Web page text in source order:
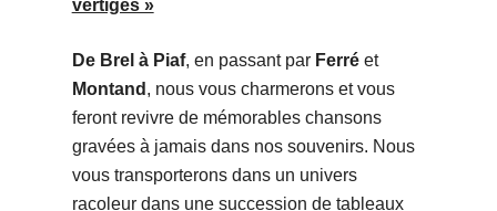
vertiges »
De Brel à Piaf, en passant par Ferré et
Montand , nous vous charmerons et vous
feront revivre de mémorables chansons
gravées à jamais dans nos souvenirs. Nous
vous transporterons dans un univers
racoleur dans une succession de tableaux